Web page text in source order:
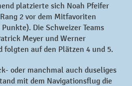
platzierte sich Noah Pfeifer
2 vor dem Mitfavoriten
Die Schweizer Teams
Meyer und Werner
auf den Plätzen 4 und 5.
oder manchmal auch duseliges
mit dem Navigationsflug die